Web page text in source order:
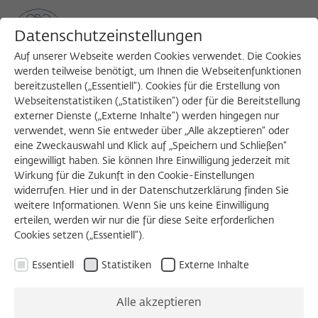
MENU
Search
Recollections of the first year
of the Wissenschaftskolleg zu
Berlin 1981/82:
Uwe Pörksen’s new book “Camelot im Grunewald.
Jahre” (Munich 2014)
Datenschutzeinstellungen
Auf unserer Webseite werden Cookies verwendet. Die Cookies
werden teilweise benötigt, um Ihnen die Webseitenfunktionen
bereitzustellen („Essentiell“). Cookies für die Erstellung von
Webseitenstatistiken („Statistiken“) oder für die Bereitstellung
externer Dienste („Externe Inhalte“) werden hingegen nur
verwendet, wenn Sie entweder über „Alle akzeptieren“ oder
eine Zweckauswahl und Klick auf „Speichern und Schließen“
eingewilligt haben. Sie können Ihre Einwilligung jederzeit mit
Wirkung für die Zukunft in den Cookie-Einstellungen
widerrufen. Hier und in der Datenschutzerklärung finden Sie
weitere Informationen. Wenn Sie uns keine Einwilligung
erteilen, werden wir nur die für diese Seite erforderlichen
Cookies setzen („Essentiell“).
Essentiell Statistiken Externe Inhalte
Alle akzeptieren